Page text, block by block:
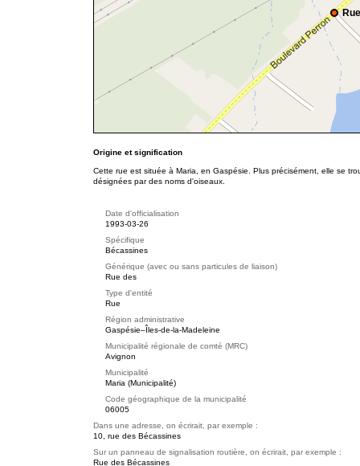
Origine et signification
Cette rue est située à Maria, en Gaspésie. Plus précisément, elle se
désignées par des noms d'oiseaux.
Date d'officialisation
1993-03-26
Spécifique
Bécassines
Générique (avec ou sans particules de liaison)
Rue des
Type d'entité
Rue
Région administrative
Gaspésie–Îles-de-la-Madeleine
Municipalité régionale de comté (MRC)
Avignon
Municipalité
Maria (Municipalité)
Code géographique de la municipalité
06005
Dans une adresse, on écrirait, par exemple :
10, rue des Bécassines
Sur un panneau de signalisation routière, on écrirait, par exemple :
Rue des Bécassines